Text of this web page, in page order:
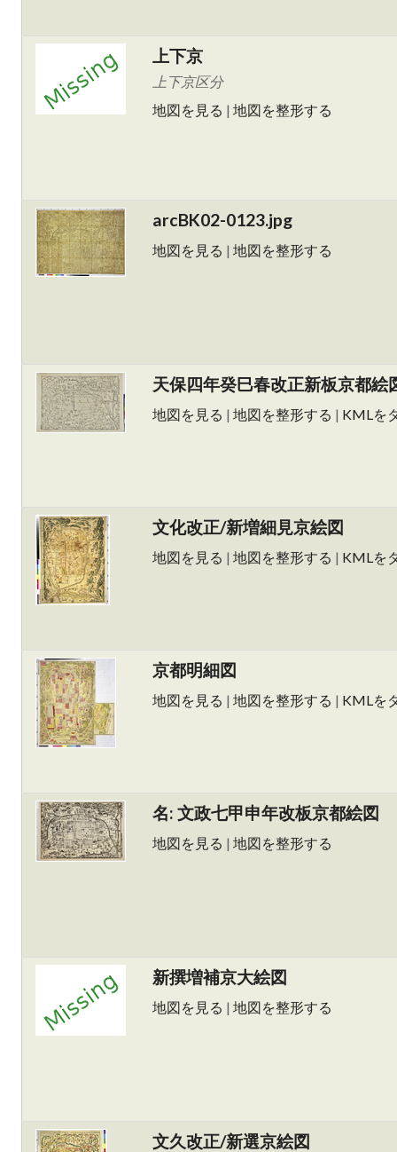
上下京
上下京区分
地図を見る | 地図を整形する
arcBK02-0123.jpg
地図を見る | 地図を整形する
天保四年癸巳春改正新板京都絵
地図を見る | 地図を整形する | KMLを
文化改正/新増細見京絵図
地図を見る | 地図を整形する | KMLを
京都明細図
地図を見る | 地図を整形する | KMLを
名: 文政七甲申年改板京都絵図
地図を見る | 地図を整形する
新撰増補京大絵図
地図を見る | 地図を整形する
文久改正/新選京絵図